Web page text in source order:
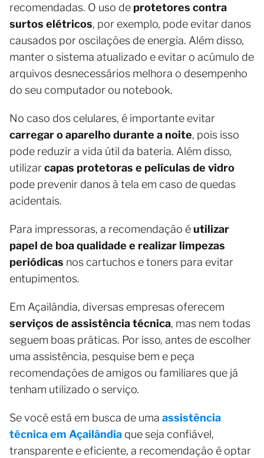
recomendadas. O uso de protetores contra
surtos elétricos, por exemplo, pode evitar danos
causados por oscilações de energia. Além disso,
manter o sistema atualizado e evitar o acúmulo de
arquivos desnecessários melhora o desempenho
do seu computador ou notebook.
No caso dos celulares, é importante evitar
carregar o aparelho durante a noite, pois isso
pode reduzir a vida útil da bateria. Além disso,
utilizarcapas protetoras e películas de vidro
pode prevenir danos à tela em caso de quedas
acidentais.
Para impressoras, a recomendação é utilizar
papel de boa qualidade e realizar limpezas
periódicas nos cartuchos e toners para evitar
entupimentos.
Em Açailândia, diversas empresas oferecem
serviços de assistência técnica, mas nem todas
seguem boas práticas. Por isso, antes de escolher
uma assistência, pesquise bem e peça
recomendações de amigos ou familiares que já
tenham utilizado o serviço.
Se você está em busca de uma assistência
técnica em Açailândia que seja confiável,
transparente e eficiente, a recomendação é optar